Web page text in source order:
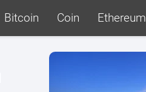
Bitcoin Coin Ethereum